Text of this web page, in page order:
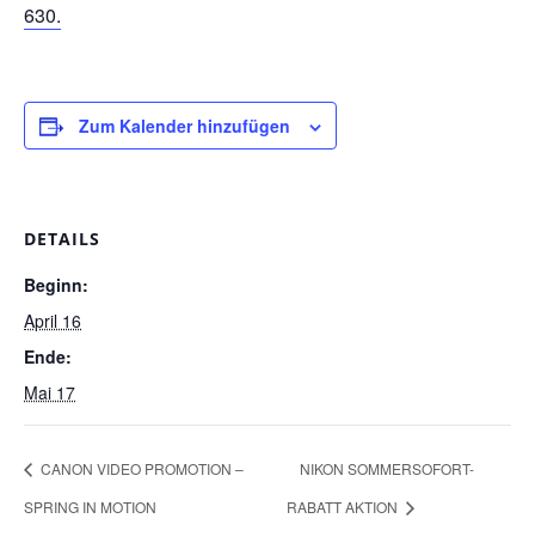
630.
Zum Kalender hinzufügen
DETAILS
Beginn:
April 16
Ende:
Mai 17
CANON VIDEO PROMOTION –
SPRING IN MOTION
NIKON SOMMERSOFORT-
RABATT AKTION